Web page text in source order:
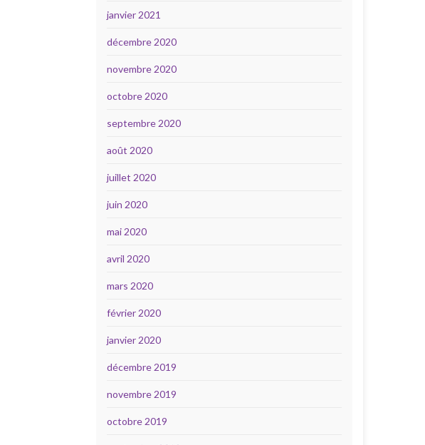
janvier 2021
décembre 2020
novembre 2020
octobre 2020
septembre 2020
août 2020
juillet 2020
juin 2020
mai 2020
avril 2020
mars 2020
février 2020
janvier 2020
décembre 2019
novembre 2019
octobre 2019